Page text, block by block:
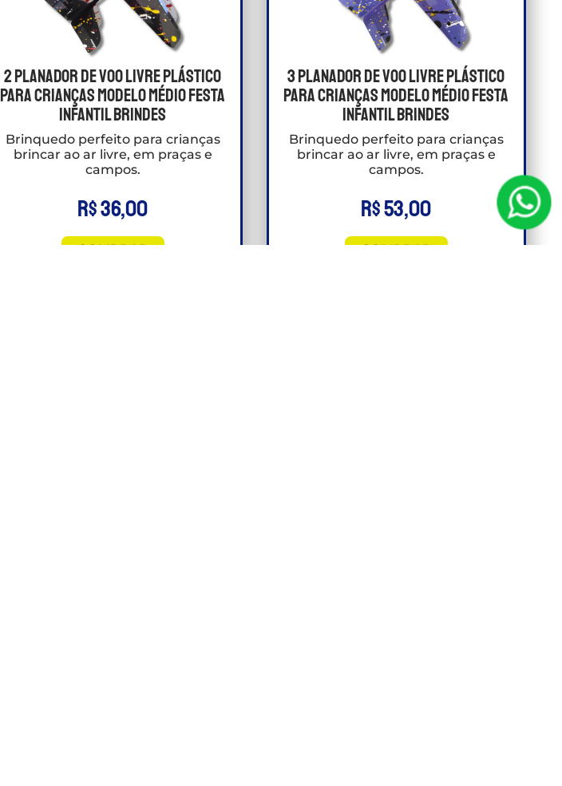
2 Planador De Voo Livre Plástico
Para crianças Modelo Médio Festa
Infantil Brindes
Brinquedo perfeito para crianças
brincar ao ar livre, em praças e
campos.
R$36,00
COMPRAR
3 Planador De Voo Livre Plástico
Para crianças Modelo Médio Festa
Infantil Brindes
Brinquedo perfeito para crianças
brincar ao ar livre, em praças e
campos.
R$53,00
COMPRAR